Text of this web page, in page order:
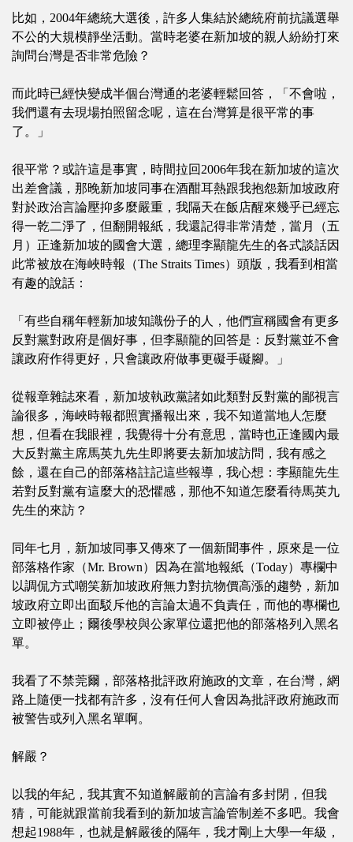
比如，2004年總統大選後，許多人集結於總統府前抗議選舉
不公的大規模靜坐活動。當時老婆在新加坡的親人紛紛打來
詢問台灣是否非常危險？
而此時已經快變成半個台灣通的老婆輕鬆回答，「不會啦，
我們還有去現場拍照留念呢，這在台灣算是很平常的事
了。」
很平常？或許這是事實，時間拉回2006年我在新加坡的這次
出差會議，那晚新加坡同事在酒酣耳熱跟我抱怨新加坡政府
對於政治言論壓抑多麼嚴重，我隔天在飯店醒來幾乎已經忘
得一乾二淨了，但翻開報紙，我還記得非常清楚，當月（五
月）正逢新加坡的國會大選，總理李顯龍先生的各式談話因
此常被放在海峽時報（The Straits Times）頭版，我看到相當
有趣的說話：
「有些自稱年輕新加坡知識份子的人，他們宣稱國會有更多
反對黨對政府是個好事，但李顯龍的回答是：反對黨並不會
讓政府作得更好，只會讓政府做事更礙手礙腳。」
從報章雜誌來看，新加坡執政黨諸如此類對反對黨的鄙視言
論很多，海峽時報都照實播報出來，我不知道當地人怎麼
想，但看在我眼裡，我覺得十分有意思，當時也正逢國內最
大反對黨主席馬英九先生即將要去新加坡訪問，我有感之
餘，還在自己的部落格註記這些報導，我心想：李顯龍先生
若對反對黨有這麼大的恐懼感，那他不知道怎麼看待馬英九
先生的來訪？
同年七月，新加坡同事又傳來了一個新聞事件，原來是一位
部落格作家（Mr. Brown）因為在當地報紙（Today）專欄中
以調侃方式嘲笑新加坡政府無力對抗物價高漲的趨勢，新加
坡政府立即出面駁斥他的言論太過不負責任，而他的專欄也
立即被停止；爾後學校與公家單位還把他的部落格列入黑名
單。
我看了不禁莞爾，部落格批評政府施政的文章，在台灣，網
路上隨便一找都有許多，沒有任何人會因為批評政府施政而
被警告或列入黑名單啊。
解嚴？
以我的年紀，我其實不知道解嚴前的言論有多封閉，但我
猜，可能就跟當前我看到的新加坡言論管制差不多吧。我會
想起1988年，也就是解嚴後的隔年，我才剛上大學一年級，